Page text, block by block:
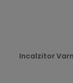
Incalzitor